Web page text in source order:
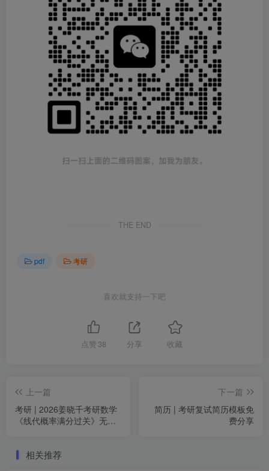
THE END
pdf 考研
喜欢就支持一下吧
点赞 38 分享 收藏
上一篇
考研 | 2026姜晓千考研数学
《线代概率满分过关》无水
下一篇
简历 | 考研复试简历模板免
费分享
相关推荐